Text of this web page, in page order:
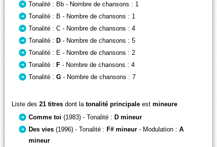
Tonalité : Bb - Nombre de chansons : 1
Tonalité : B - Nombre de chansons : 1
Tonalité : C - Nombre de chansons : 4
Tonalité : D - Nombre de chansons : 5
Tonalité : E - Nombre de chansons : 2
Tonalité : F - Nombre de chansons : 4
Tonalité :G - Nombre de chansons : 7
Liste des21 titresdont latonalité principaleestmineure
Comme toi (1983) - Tonalité : D mineur
Des vies (1996) - Tonalité : F# mineur - Modulation :A
mineur